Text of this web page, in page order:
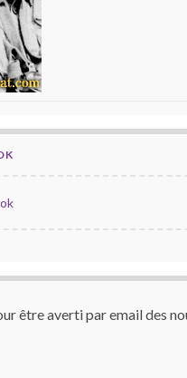
être averti par email des